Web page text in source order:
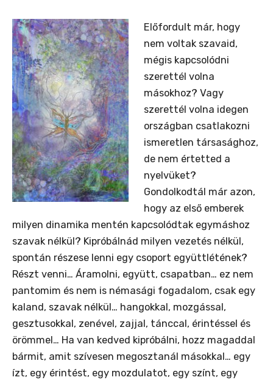
Előfordult már, hogy
nem voltak szavaid,
mégis kapcsolódni
szerettél volna
másokhoz? Vagy
szerettél volna idegen
országban csatlakozni
ismeretlen társasághoz,
de nem értetted a
nyelvüket?
Gondolkodtál már azon,
hogy az első emberek
milyen dinamika mentén kapcsolódtak egymáshoz
szavak nélkül? Kipróbálnád milyen vezetés nélkül,
spontán részese lenni egy csoport együttlétének?
Részt venni… Áramolni, együtt, csapatban… ez nem
pantomim és nem is némasági fogadalom, csak egy
kaland, szavak nélkül… hangokkal, mozgással,
gesztusokkal, zenével, zajjal, tánccal, érintéssel és
örömmel… Ha van kedved kipróbálni, hozz magaddal
bármit, amit szívesen megosztanál másokkal… egy
ízt, egy érintést, egy mozdulatot, egy színt, egy